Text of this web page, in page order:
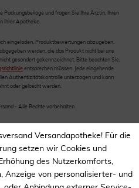
Packungsbeilage und fragen Sie Ihre Ärztin, Ihren
Ihrer Apotheke.
eingeladen, Produktbewertungen abzugeben.
werden, die das Produkt nicht bei uns
gesondert gekennzeichnet. Bitte beachten Sie,
entsprechen müssen. Jede eingehende
Authentizitätskontrolle unterzogen und kann
oder gelöscht werden.
- Alle Rechte vorbehalten
Versandapotheke! Für die
setzen wir Cookies und
des Nutzerkomforts,
Anzeige von personalisierter- und